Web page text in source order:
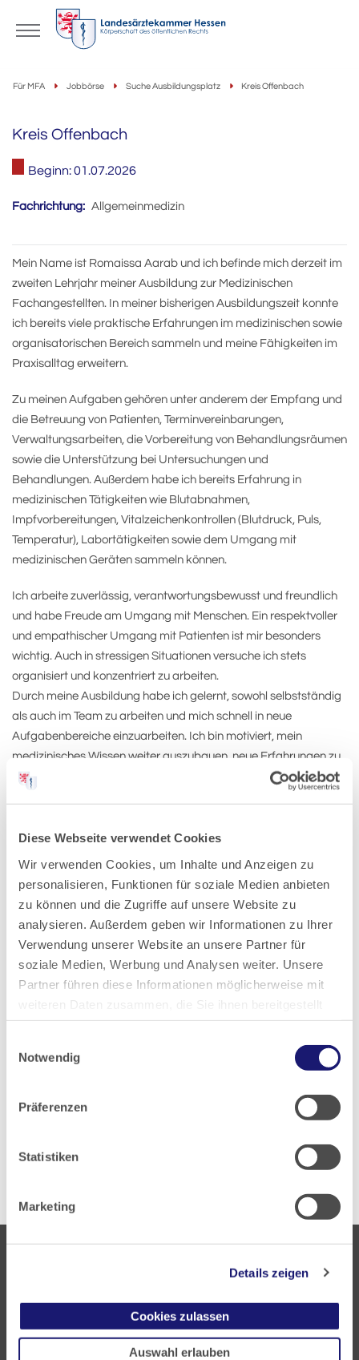
Diese Webseite verwendet Cookies
Wir verwenden Cookies, um Inhalte und Anzeigen zu
personalisieren, Funktionen für soziale Medien anbieten
zu können und die Zugriffe auf unsere Website zu
analysieren. Außerdem geben wir Informationen zu Ihrer
Verwendung unserer Website an unsere Partner für
soziale Medien, Werbung und Analysen weiter. Unsere
Partner führen diese Informationen möglicherweise mit
haben oder die sie im Rahmen Ihrer Nutzung der Dienste
Notwendig
Präferenzen
Statistiken
Marketing
Details zeigen
Cookies zulassen
Auswahl erlauben
Für MFA Jobbörse Suche Ausbildungsplatz Kreis Offenbach
Kreis Offenbach
Beginn: 01.07.2026
Fachrichtung: Allgemeinmedizin
Mein Name ist Romaissa Aarab und ich befinde mich derzeit im
zweiten Lehrjahr meiner Ausbildung zur Medizinischen
Fachangestellten. In meiner bisherigen Ausbildungszeit konnte
ich bereits viele praktische Erfahrungen im medizinischen sowie
organisatorischen Bereich sammeln und meine Fähigkeiten im
Praxisalltag erweitern.
Zu meinen Aufgaben gehören unter anderem der Empfang und
die Betreuung von Patienten, Terminvereinbarungen,
Verwaltungsarbeiten, die Vorbereitung von Behandlungsräumen
sowie die Unterstützung bei Untersuchungen und
Behandlungen. Außerdem habe ich bereits Erfahrung in
medizinischen Tätigkeiten wie Blutabnahmen,
Impfvorbereitungen, Vitalzeichenkontrollen (Blutdruck, Puls,
Temperatur), Labortätigkeiten sowie dem Umgang mit
medizinischen Geräten sammeln können.
Ich arbeite zuverlässig, verantwortungsbewusst und freundlich
und habe Freude am Umgang mit Menschen. Ein respektvoller
und empathischer Umgang mit Patienten ist mir besonders
wichtig. Auch in stressigen Situationen versuche ich stets
organisiert und konzentriert zu arbeiten.
Durch meine Ausbildung habe ich gelernt, sowohl selbstständig
als auch im Team zu arbeiten und mich schnell in neue
Aufgabenbereiche einzuarbeiten. Ich bin motiviert, mein
medizinisches Wissen weiter auszubauen, neue Erfahrungen zu
sammeln und eine Praxis engagiert zu unterstützen.
fortsetzen, mich fachlich weiterentwickeln und Teil eines
Zuletzt aktualisiert:
Zur Übersicht
Landesärztekammer Hessen